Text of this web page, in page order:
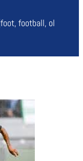
foot, football, ol